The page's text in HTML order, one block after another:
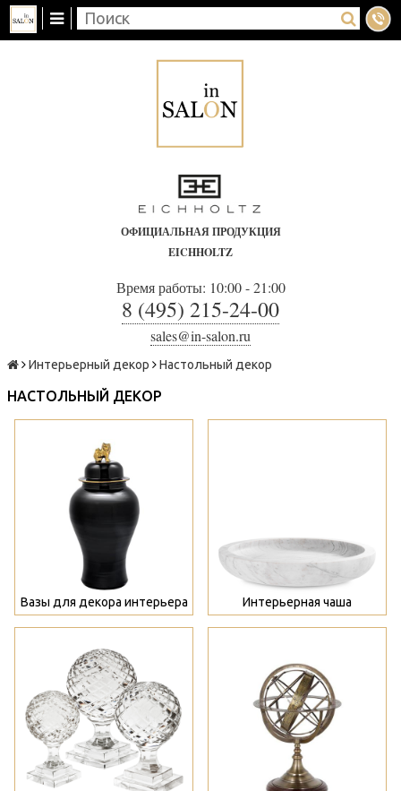
ОФИЦИАЛЬНАЯ ПРОДУКЦИЯ
EICHHOLTZ
Время работы: 10:00 - 21:00
8 (495) 215-24-00
sales@in-salon.ru
Интерьерный декор Настольный декор
НАСТОЛЬНЫЙ ДЕКОР
Вазы для декора интерьера Интерьерная чаша